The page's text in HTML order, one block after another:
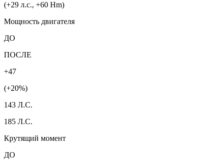
(+29 л.с., +60 Hm)
Мощность двигателя
ДО
ПОСЛЕ
+47
(+20%)
143 Л.С.
185 Л.С.
Крутящий момент
ДО